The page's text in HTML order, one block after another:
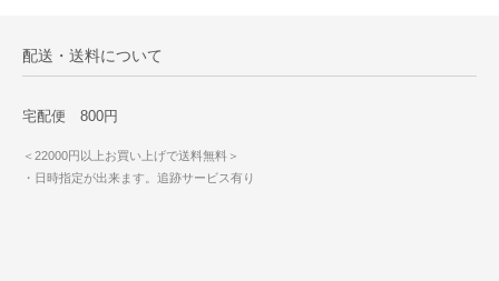
配送・送料について
宅配便 800円
＜22000円以上お買い上げで送料無料＞
・日時指定が出来ます。追跡サービス有り